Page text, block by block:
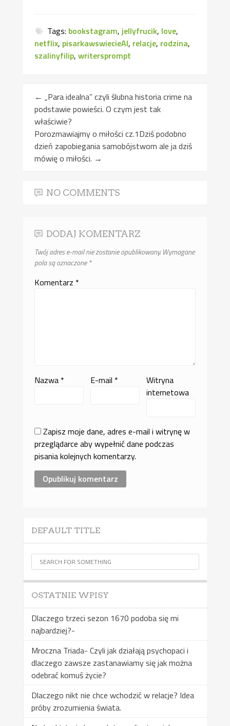
Tags: bookstagram, jellyfrucik, love,
netflix, pisarkawswiecieAI, relacje, rodzina,
szalinyfilip,writersprompt
← „Para idealna” czyli ślubna historia crime na
podstawie powieści. O czym jest tak
właściwie?
Porozmawiajmy o miłości cz.1Dziś podobno
dzień zapobiegania samobójstwom ale ja dziś
mówię o miłości. →
NO COMMENTS
DODAJ KOMENTARZ
Twój adres e-mail nie zostanie opublikowany. Wymagane
pola są oznaczone*
Komentarz *
Nazwa * E-mail *
Witryna
internetowa
Zapisz moje dane, adres e-mail i witrynę w
przeglądarce aby wypełnić dane podczas
pisania kolejnych komentarzy.
DEFAULT TITLE
OSTATNIE WPISY
Dlaczego trzeci sezon 1670 podoba się mi
najbardziej?-
Mroczna Triada- Czyli jak działają psychopaci i
dlaczego zawsze zastanawiamy się jak można
odebrać komuś życie?
Dlaczego nikt nie chce wchodzić w relacje? Idea
próby zrozumienia świata.